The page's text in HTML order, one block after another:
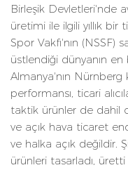
Birleşik Devletleri'nde
üretimi ile ilgili yıllık bir
Spor Vakfı'nın (NSSF)
üstlendiği dünyanın en
Almanya'nın
performansı, ticari
taktik ürünler de dahil
ve açık hava ticaret
ve halka açık değildir.
ürünleri tasarladı,